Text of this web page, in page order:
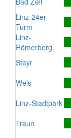
Linz-24er-
Turm
Linz-
Römerberg
Steyr
Wels
Linz-Stadtpark
Traun